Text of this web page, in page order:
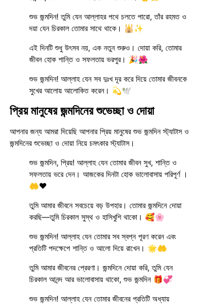
শুভ জন্মদিন! তুমি যেন আল্লাহর পথে চলতে পারো, তাঁর রহমত ও
দয়া যেন চিরকাল তোমার সাথে থাকে। 🕌✨
এই দিনটি শুধু উৎসব নয়, এক নতুন শুরুও। দোয়া করি, তোমার
জীবন হোক শান্তি ও সফলতায় ভরপুর। 🎉🌺
শুভ জন্মদিন! আল্লাহ যেন সব দুঃখ দূর করে দিয়ে তোমার জীবনকে
সুখের আলোয় আলোকিত করেন। 💫🕊️
প্রিয় মানুষের জন্মদিনের শুভেচ্ছা ও দোয়া
আপনার জন্য আমরা দিয়েছি আপনার প্রিয় মানুষের শুভ জন্মদিন স্ট্যাটাস ও
জন্মদিনের শুভেচ্ছা ও দোয়া নিয়ে চমৎকার স্ট্যাটাস।
শুভ জন্মদিন, প্রিয়! আল্লাহ যেন তোমার জীবন সুখ, শান্তি ও
সফলতায় ভরে দেন। আজকের দিনটা হোক ভালোবাসায় পরিপূর্ণ ।
🤲❤️
তুমি আমার জীবনে সবচেয়ে বড় উপহার। তোমার জন্মদিনে দোয়া
করছি—তুমি চিরকাল সুস্থ ও হাসিখুশি থাকো। 🥰🌸
শুভ জন্মদিন! আল্লাহ যেন তোমার সব স্বপ্ন পূরণ করেন এবং
প্রতিটি পদক্ষেপে শান্তি ও আলো দিয়ে রাখেন। 🌟🤲
তুমি আমার জীবনের প্রেরণা। জন্মদিনে দোয়া করি, তুমি যেন
চিরকাল আনন্দ আর ভালোবাসায় থাকো, শুভ জন্মদিন 🎁💞
শুভ জন্মদিন! আল্লাহ যেন তোমার জীবনের প্রতিটি অধ্যায়